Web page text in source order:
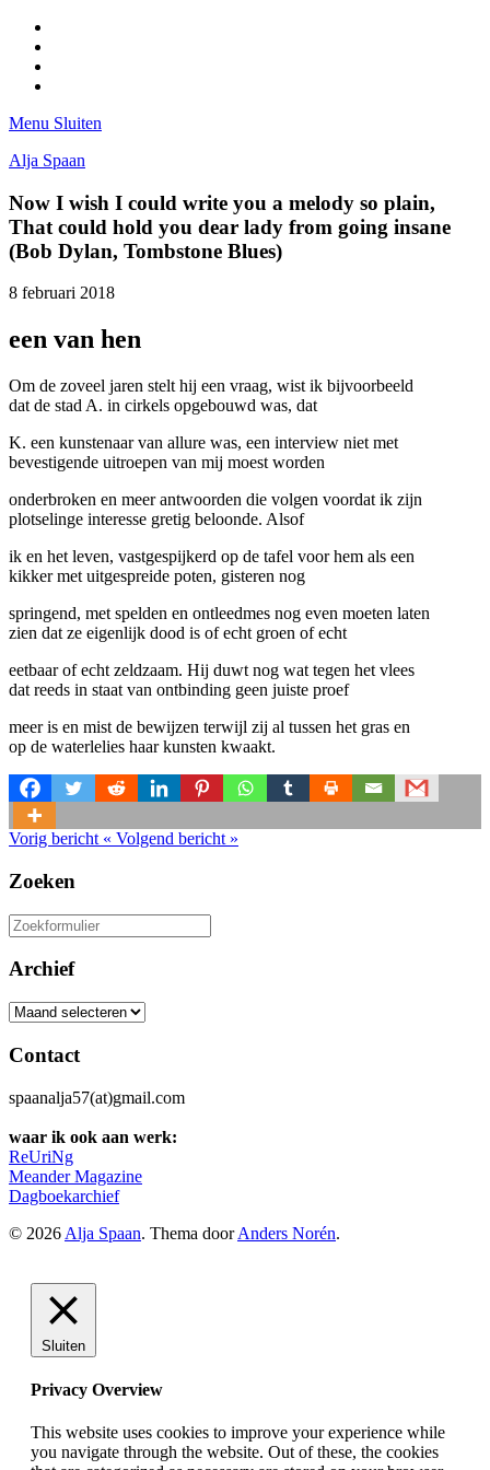
Menu Sluiten
Alja Spaan
Now I wish I could write you a melody so plain,
That could hold you dear lady from going insane
(Bob Dylan, Tombstone Blues)
8 februari 2018
een van hen
Om de zoveel jaren stelt hij een vraag, wist ik bijvoorbeeld
dat de stad A. in cirkels opgebouwd was, dat
K. een kunstenaar van allure was, een interview niet met
bevestigende uitroepen van mij moest worden
onderbroken en meer antwoorden die volgen voordat ik zijn
plotselinge interesse gretig beloonde. Alsof
ik en het leven, vastgespijkerd op de tafel voor hem als een
kikker met uitgespreide poten, gisteren nog
springend, met spelden en ontleedmes nog even moeten laten
zien dat ze eigenlijk dood is of echt groen of echt
eetbaar of echt zeldzaam. Hij duwt nog wat tegen het vlees
dat reeds in staat van ontbinding geen juiste proef
meer is en mist de bewijzen terwijl zij al tussen het gras en
op de waterlelies haar kunsten kwaakt.
Vorig bericht « Volgend bericht »
Zoeken
Zoeken
naar:
Archief
Archief
Contact
spaanalja57(at)gmail.com
waar ik ook aan werk:
ReUriNg
Meander Magazine
Dagboekarchief
© 2026 Alja Spaan. Thema doorAnders Norén.
Sluiten
Privacy Overview
This website uses cookies to improve your experience while
you navigate through the website. Out of these, the cookies